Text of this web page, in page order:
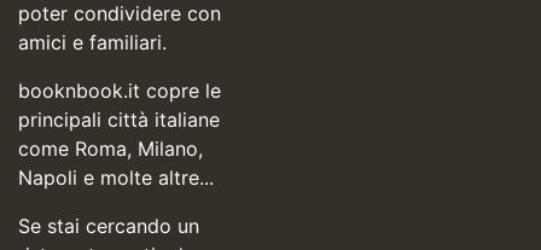
poter condividere con
amici e familiari.
booknbook.it copre le
principali città italiane
come Roma, Milano,
Napoli e molte altre...
Se stai cercando un